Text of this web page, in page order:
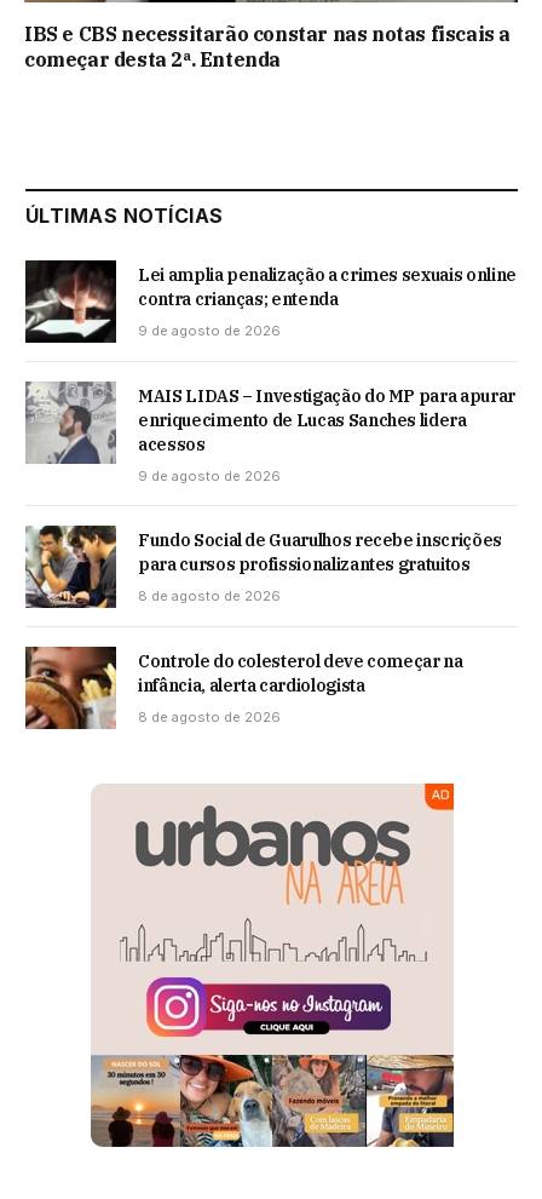
IBS e CBS necessitarão constar nas notas fiscais a
começar desta 2ª. Entenda
ÚLTIMAS NOTÍCIAS
Lei amplia penalização a crimes sexuais online
contra crianças; entenda
9 de agosto de 2026
MAIS LIDAS – Investigação do MP para apurar
enriquecimento de Lucas Sanches lidera
acessos
9 de agosto de 2026
Fundo Social de Guarulhos recebe inscrições
para cursos profissionalizantes gratuitos
8 de agosto de 2026
Controle do colesterol deve começar na
infância, alerta cardiologista
8 de agosto de 2026